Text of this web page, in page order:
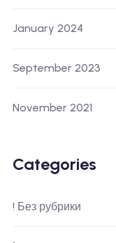
January 2024
September 2023
November 2021
Categories
! Без рубрики